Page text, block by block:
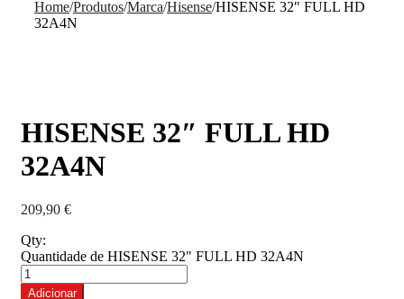
Home/Produtos/Marca/Hisense/HISENSE 32″ FULL HD
32A4N
HISENSE 32″ FULL HD
32A4N
209,90 €
Qty:
Quantidade de HISENSE 32" FULL HD 32A4N
Adicionar